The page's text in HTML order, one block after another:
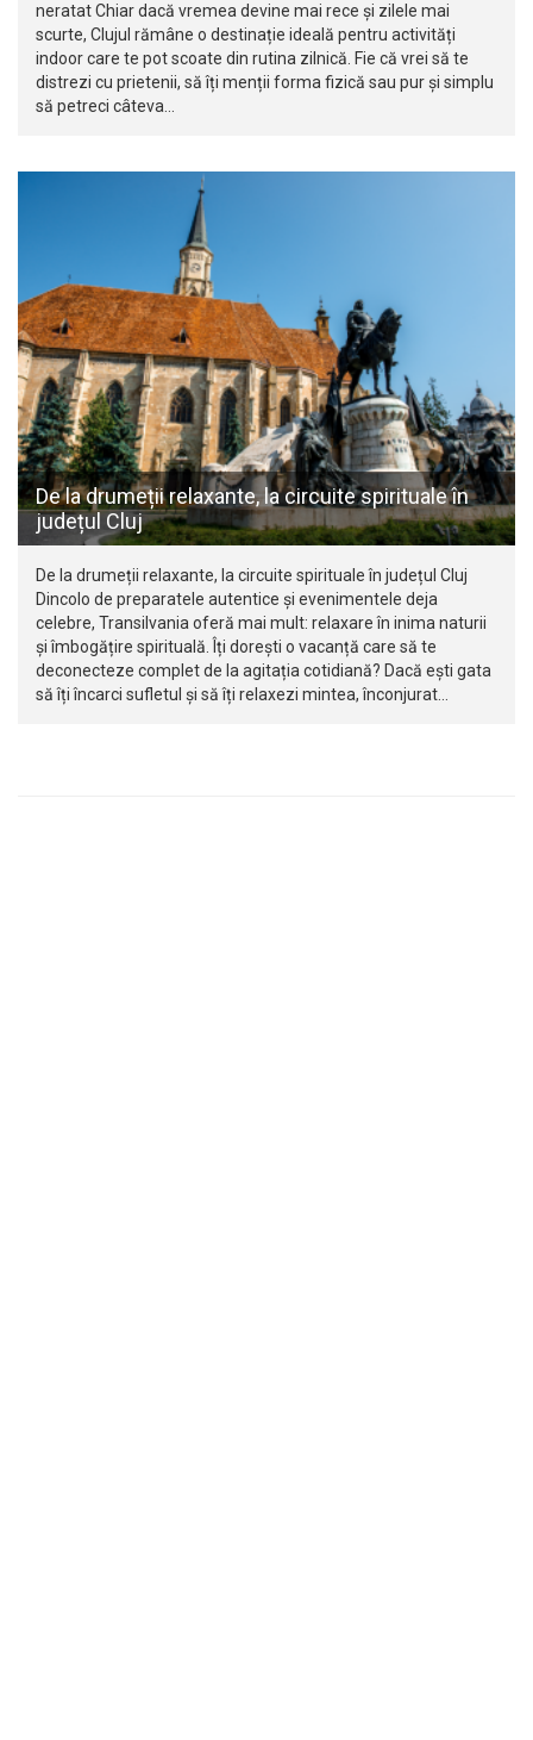
neratat Chiar dacă vremea devine mai rece și zilele mai
scurte, Clujul rămâne o destinație ideală pentru activități
indoor care te pot scoate din rutina zilnică. Fie că vrei să te
distrezi cu prietenii, să îți menții forma fizică sau pur și simplu
să petreci câteva…
De la drumeții relaxante, la circuite spirituale în
județul Cluj
De la drumeții relaxante, la circuite spirituale în județul Cluj
Dincolo de preparatele autentice și evenimentele deja
celebre, Transilvania oferă mai mult: relaxare în inima naturii
și îmbogățire spirituală. Îți dorești o vacanță care să te
deconecteze complet de la agitația cotidiană? Dacă ești gata
să îți încarci sufletul și să îți relaxezi mintea, înconjurat…